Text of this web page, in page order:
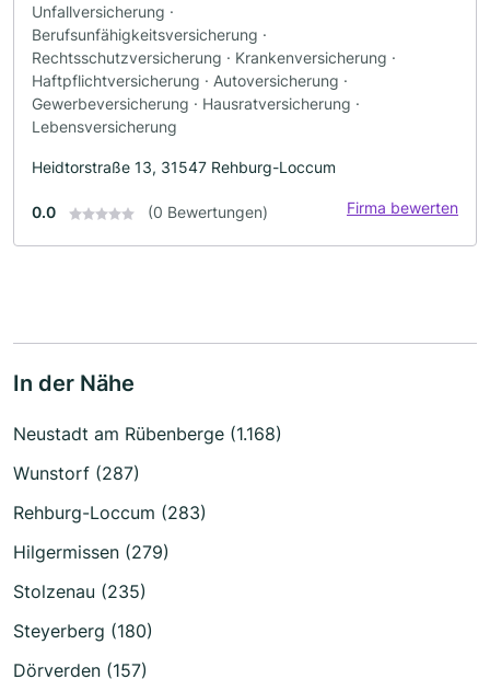
Unfallversicherung ·
Berufsunfähigkeitsversicherung ·
Rechtsschutzversicherung · Krankenversicherung ·
Haftpflichtversicherung · Autoversicherung ·
Gewerbeversicherung · Hausratversicherung ·
Lebensversicherung
Heidtorstraße 13, 31547 Rehburg-Loccum
0.0 (0 Bewertungen) Firma bewerten
In der Nähe
Neustadt am Rübenberge (1.168)
Wunstorf (287)
Rehburg-Loccum (283)
Hilgermissen (279)
Stolzenau (235)
Steyerberg (180)
Dörverden (157)